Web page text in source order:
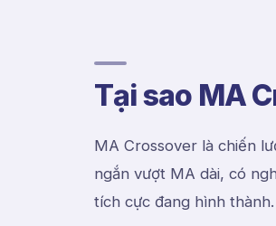
Tại sao MA
MA Crossover là chiến
ngắn vượt MA dài, có
tích cực đang hình thành.